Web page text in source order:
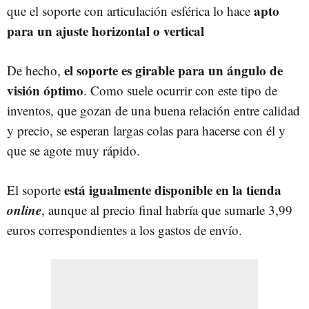
que el soporte con articulación esférica lo hace apto
para un ajuste horizontal o vertical
De hecho, el soporte es girable para un ángulo de
visión óptimo. Como suele ocurrir con este tipo de
inventos, que gozan de una buena relación entre calidad
y precio, se esperan largas colas para hacerse con él y
que se agote muy rápido.
El soporte está igualmente disponible en la tienda
online, aunque al precio final habría que sumarle 3,99
euros correspondientes a los gastos de envío.